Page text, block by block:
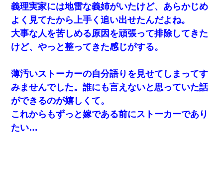
彼女「うん！！絶対幸せになろうね！！！！」 → ７年後ｗｗ
ｗｗｗ
父が他界→父のフリン相手『どうか相続を放棄して下さい、昔の
ことは謝ります。ごめんなさい…』私「お子さんはフリン略奪婚
って知ってるの？」相手『 』結果→
日航機墜落事故の「ここからは日本語で大丈夫ですよ〜」の絶望
感がヤバイ・・・
【報告者がキチ】嫁「妊娠した」俺『それじゃあ皆に祝ってもら
おう』友人達を家に連れ帰ってホームパーティー→俺『皆に祝え
てもらえて良かったな！』→
義理実家には地雷な義姉がいたけど、あらかじめ
よく見てたから上手く追い出せたんだよね。
大事な人を苦しめる原因を頑張って排除してきた
けど、やっと整ってきた感じがする。
薄汚いストーカーの自分語りを見せてしまってす
みませんでした。誰にも言えないと思っていた話
ができるのが嬉しくて。
これからもずっと嫁である前にストーカーであり
たい…